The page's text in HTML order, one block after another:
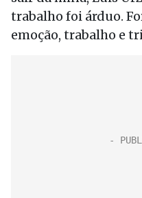
trabalho foi árduo.
emoção, trabalho e